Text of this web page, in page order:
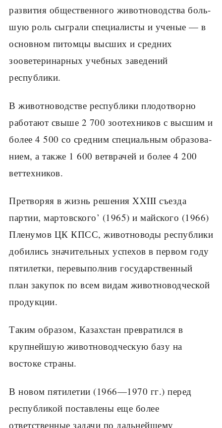
развития общественного животноводства боль­
шую роль сыграли специалисты и ученые — в
основном питомцы высших и средних
зооветеринарных учебных заведений
республики.
В животноводстве республики плодотворно
работают свыше 2 700 зоотехников с высшим и
более 4 500 со средним специальным образова­
нием, а также 1 600 ветврачей и более 4 200
веттехников.
Претворяя в жизнь решения XXIII съезда
партии, мартовского’ (1965) и майского (1966)
Пленумов ЦК КПСС, животноводы республи­ки
добились значительных успехов в первом году
пятилетки, перевыпол­нив государственный
план закупок по всем видам животноводческой
продукции.
Таким образом, Казахстан превратился в
крупнейшую животновод­ческую базу на
востоке страны.
В новом пятилетии (1966—1970 гг.) перед
республикой поставлены еще более
ответственные задачи по дальнейшему